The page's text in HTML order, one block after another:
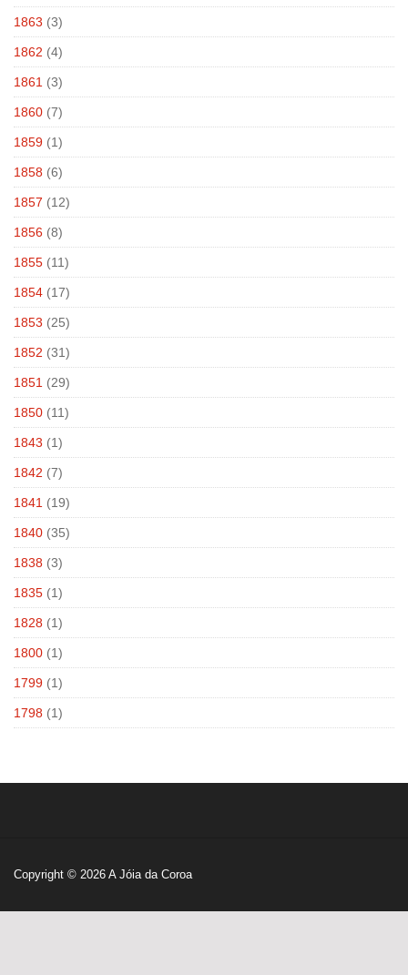
1863 (3)
1862 (4)
1861 (3)
1860 (7)
1859 (1)
1858 (6)
1857 (12)
1856 (8)
1855 (11)
1854 (17)
1853 (25)
1852 (31)
1851 (29)
1850 (11)
1843 (1)
1842 (7)
1841 (19)
1840 (35)
1838 (3)
1835 (1)
1828 (1)
1800 (1)
1799 (1)
1798 (1)
Copyright © 2026 A Jóia da Coroa